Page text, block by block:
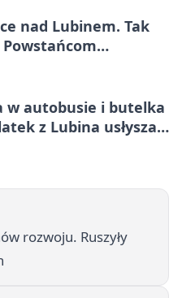
nad Lubinem. Tak
Powstańcom
w autobusie i butelka
z Lubina usłyszał
rozwoju. Ruszyły